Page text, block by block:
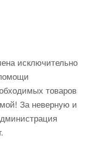
исключительно
товаров
За неверную и